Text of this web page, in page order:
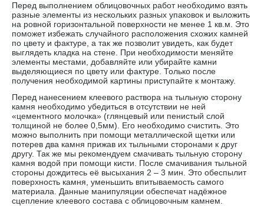
Перед выполнением облицовочных работ необходимо взять
разные элементы из нескольких разных упаковок и выложить
на ровной горизонтальной поверхности не менее 1 кв.м. Это
поможет избежать случайного расположения схожих камней
по цвету и фактуре, а так же позволит увидеть, как будет
выглядеть кладка на стене. При необходимости меняйте
элементы местами, добавляйте или убирайте камни
выделяющиеся по цвету или фактуре. Только после
получения необходимой картины приступайте к монтажу.
Перед нанесением клеевого раствора на тыльную сторону
камня необходимо убедиться в отсутствии не ней
«цементного молочка» (глянцевый или пенистый слой
толщиной не более 0,5мм). Его необходимо счистить. Это
можно выполнить при помощи металлической щетки или
потерев два камня прижав их тыльными сторонами к друг
другу. Так же мы рекомендуем смачивать тыльную сторону
камня водой при помощи кисти. После смачивания тыльной
стороны дождитесь её высыхания 2 – 3 мин. Это обеспылит
поверхность камня, уменьшить впитываемость самого
материала. Данные манипуляции обеспечат надёжное
сцепление клеевого состава с облицовочным камнем.